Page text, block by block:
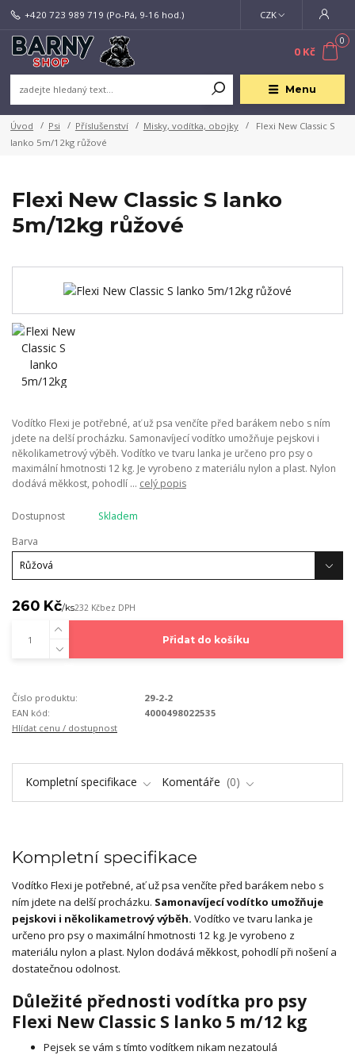
Menu
CZK
+420 723 989 719 (Po-Pá, 9-16 hod.)
0
0 Kč
Úvod Psi Příslušenství Misky, vodítka, obojky
Flexi New Classic S
lanko 5m/12kg růžové
Flexi New Classic S lanko
5m/12kg růžové
Vodítko Flexi je potřebné, ať už psa venčíte před barákem nebo s ním
jdete na delší procházku. Samonavíjecí vodítko umožňuje pejskovi i
několikametrový výběh. Vodítko ve tvaru lanka je určeno pro psy o
maximální hmotnosti 12 kg. Je vyrobeno z materiálu nylon a plast. Nylon
dodává měkkost, pohodlí ... celý popis
Dostupnost
Skladem
Barva
260 Kč/ks232 Kčbez DPH
Přidat do košíku
Číslo produktu:
29-2-2
EAN kód:
4000498022535
Hlídat cenu / dostupnost
Kompletní specifikace Komentáře 0
Kompletní specifikace
Vodítko Flexi je potřebné, ať už psa venčíte před barákem nebo s
ním jdete na delší procházku. Samonavíjecí vodítko umožňuje
pejskovi i několikametrový výběh. Vodítko ve tvaru lanka je
určeno pro psy o maximální hmotnosti 12 kg. Je vyrobeno z
materiálu nylon a plast. Nylon dodává měkkost, pohodlí při nošení a
dostatečnou odolnost.
Důležité přednosti vodítka pro psy
Flexi New Classic S lanko 5 m/12 kg
Pejsek se vám s tímto vodítkem nikam nezatoulá